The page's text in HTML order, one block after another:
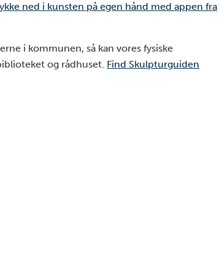
ned i kunsten på egen hånd med appen fra
i kommunen, så kan vores fysiske
og rådhuset. Find Skulpturguiden